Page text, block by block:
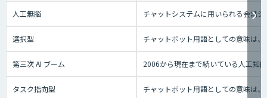
人工無脳 チャットシステムに用いられる会話
選択型 チャットボット用語としての意味は
第三次 AI ブーム 2006から現在まで続いている人工知
タスク指向型 チャットボット用語としての意味は